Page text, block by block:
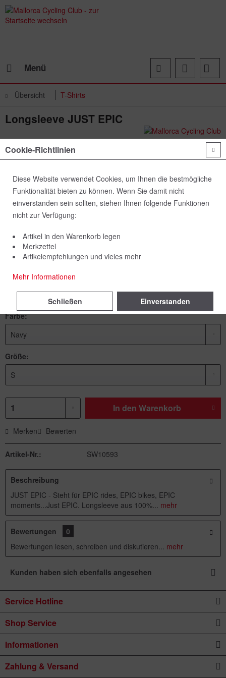
Menü
Übersicht T-Shirts
Longsleeve JUST EPIC
44,90 € *
Farbe:
Größe:
In den Warenkorb
Merken Bewerten
Artikel-Nr.: SW10593
Beschreibung
JUST EPIC - Steht für EPIC rides, EPIC bikes, EPIC
moments...Just EPIC. Longsleeve aus 100%... mehr
Bewertungen
0
Bewertungen lesen, schreiben und diskutieren... mehr
Kunden haben sich ebenfalls angesehen
Service Hotline
Shop Service
Informationen
Zahlung & Versand
Cookie-Richtlinien
Diese Website verwendet Cookies, um Ihnen die bestmögliche
Funktionalität bieten zu können. Wenn Sie damit nicht
einverstanden sein sollten, stehen Ihnen folgende Funktionen
nicht zur Verfügung:
Artikel in den Warenkorb legen
Merkzettel
Artikelempfehlungen und vieles mehr
Mehr Informationen
Einverstanden
Schließen